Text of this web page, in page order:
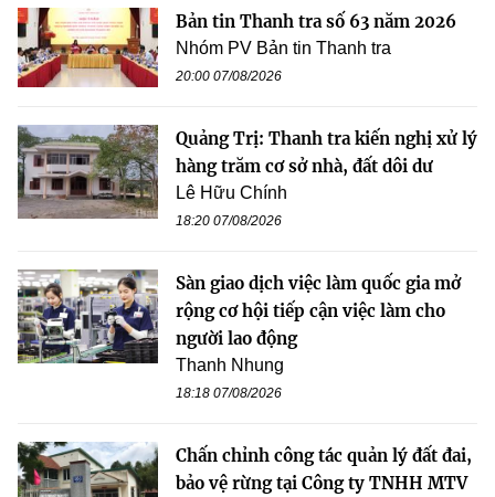
Bản tin Thanh tra số 63 năm 2026
Nhóm PV Bản tin Thanh tra
20:00 07/08/2026
Quảng Trị: Thanh tra kiến nghị xử lý
hàng trăm cơ sở nhà, đất dôi dư
Lê Hữu Chính
18:20 07/08/2026
Sàn giao dịch việc làm quốc gia mở
rộng cơ hội tiếp cận việc làm cho
người lao động
Thanh Nhung
18:18 07/08/2026
Chấn chỉnh công tác quản lý đất đai,
bảo vệ rừng tại Công ty TNHH MTV